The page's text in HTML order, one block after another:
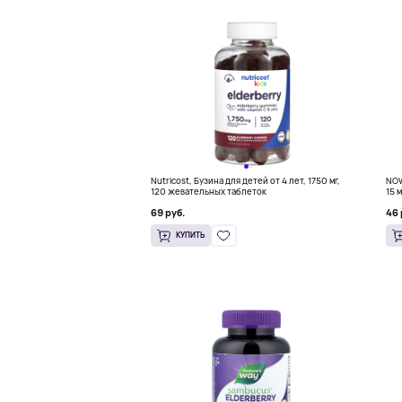
Nutricost, Бузина для детей от 4 лет, 1750 мг,
120 жевательных таблеток
69 руб.
КУПИТЬ
15
46